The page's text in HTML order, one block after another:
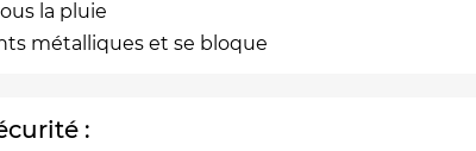
la pluie
métalliques et se bloque
: